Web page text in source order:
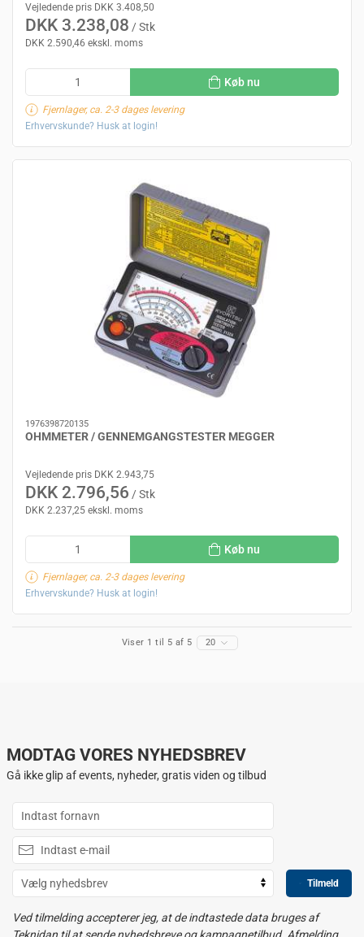
Vejledende pris DKK 3.408,50
DKK 3.238,08 / Stk
DKK 2.590,46 ekskl. moms
Køb nu
Fjernlager, ca. 2-3 dages levering
Erhvervskunde? Husk at login!
1976398720135
OHMMETER / GENNEMGANGSTESTER MEGGER
Vejledende pris DKK 2.943,75
DKK 2.796,56 / Stk
DKK 2.237,25 ekskl. moms
Køb nu
Fjernlager, ca. 2-3 dages levering
Erhvervskunde? Husk at login!
Viser 1 til 5 af 5 20
MODTAG VORES NYHEDSBREV
Gå ikke glip af events, nyheder, gratis viden og tilbud
Tilmeld
Ved tilmelding accepterer jeg, at de indtastede data bruges af